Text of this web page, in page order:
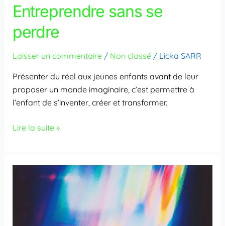
Entreprendre sans se
perdre
Laisser un commentaire / Non classé/ Licka SARR
Présenter du réel aux jeunes enfants avant de leur
proposer un monde imaginaire, c’est permettre à
l’enfant de s’inventer, créer et transformer.
Lire la suite »